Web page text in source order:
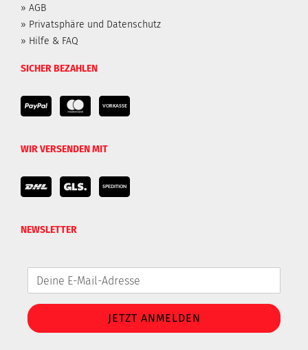
» AGB
» Privatsphäre und Datenschutz
» Hilfe & FAQ
SICHER BEZAHLEN
WIR VERSENDEN MIT
NEWSLETTER